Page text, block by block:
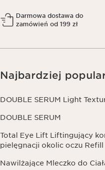
Darmowa dostawa do
zamówień od 199 zł
Najbardziej
DOUBLE SERUM Light
DOUBLE SERUM
Total Eye Lift Liftingujący
pielęgnacji okolic oczu Refill
Nawilżające Mleczko do